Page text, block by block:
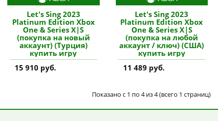
Let's Sing 2023
Platinum Edition Xbox
One & Series X|S
(покупка на новый
аккаунт) (Турция)
купить игру
15 910 руб.
Let's Sing 2023
Platinum Edition Xbox
One & Series X|S
(покупка на любой
аккаунт / ключ) (США)
купить игру
11 489 руб.
Показано с 1 по 4 из 4 (всего 1 страниц)